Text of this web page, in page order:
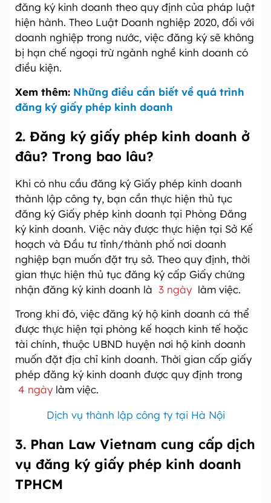
đăng ký kinh doanh theo quy định của pháp luật
hiện hành. Theo Luật Doanh nghiệp 2020, đối với
doanh nghiệp trong nước, việc đăng ký sẽ không
bị hạn chế ngoại trừ ngành nghề kinh doanh có
điều kiện.
Xem thêm: Những điều cần biết về quá trình
đăng ký giấy phép kinh doanh
2. Đăng ký giấy phép kinh doanh ở
đâu? Trong bao lâu?
Khi có nhu cầu đăng ký Giấy phép kinh doanh
thành lập công ty, bạn cần thực hiện thủ tục
đăng ký Giấy phép kinh doanh tại Phòng Đăng
ký kinh doanh. Việc này được thực hiện tại Sở Kế
hoạch và Đầu tư tỉnh/thành phố nơi doanh
nghiệp bạn muốn đặt trụ sở. Theo quy định, thời
gian thực hiện thủ tục đăng ký cấp Giấy chứng
nhận đăng ký kinh doanh là 3 ngày làm việc.
Trong khi đó, việc đăng ký hộ kinh doanh cá thể
được thực hiện tại phòng kế hoạch kinh tế hoặc
tài chính, thuộc UBND huyện nơi hộ kinh doanh
muốn đặt địa chỉ kinh doanh. Thời gian cấp giấy
phép đăng ký kinh doanh được quy định trong
4 ngày làm việc.
Dịch vụ thành lập công ty tại Hà Nội
3. Phan Law Vietnam cung cấp dịch
vụ đăng ký giấy phép kinh doanh
TPHCM